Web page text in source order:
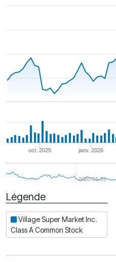
janv. 2026
oct. 2025
2020-01-01
Date
Légende
Village Super Market Inc.
Class A Common Stock